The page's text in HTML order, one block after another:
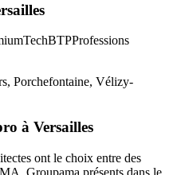
TechBTPProfessions
Porchefontaine, Vélizy-
à Versailles
s ont le choix entre des
Groupama présents dans le